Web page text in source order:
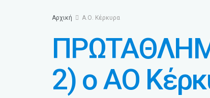
Αρχική Α.Ο. Κέρκυρα
2) ο ΑΟ